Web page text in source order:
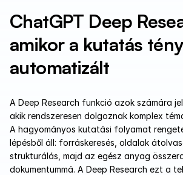
ChatGPT Deep
amikor a kutatás
automatizált
A Deep Research funkció azok számára
akik rendszeresen dolgoznak komplex
A hagyományos kutatási folyamat
lépésből áll: forráskeresés, oldalak
strukturálás, majd az egész anyag
dokumentummá. A Deep Research ezt a